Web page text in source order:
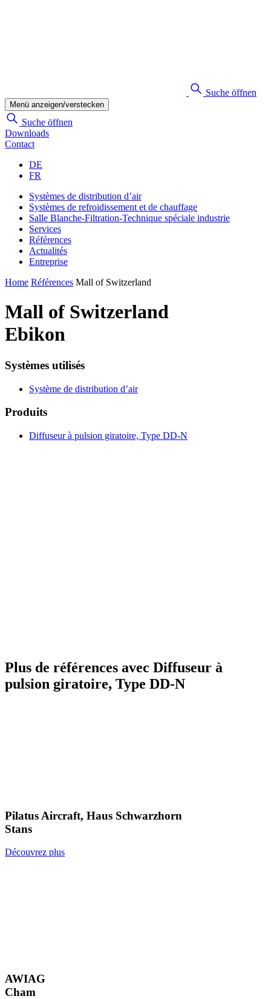
Suche öffnen
Menü anzeigen/verstecken
Suche öffnen
Downloads
Contact
DE
FR
Systèmes de distribution d’air
Systèmes de refroidissement et de chauffage
Salle Blanche-Filtration-Technique spéciale industrie
Services
Références
Actualités
Entreprise
Home Références Mall of Switzerland
Mall of Switzerland
Ebikon
Systèmes utilisés
Système de distribution d’air
Produits
Diffuseur à pulsion giratoire, Type DD-N
Plus de références avec Diffuseur à
pulsion giratoire, Type DD-N
Pilatus Aircraft, Haus Schwarzhorn
Stans
Découvrez plus
AWIAG
Cham